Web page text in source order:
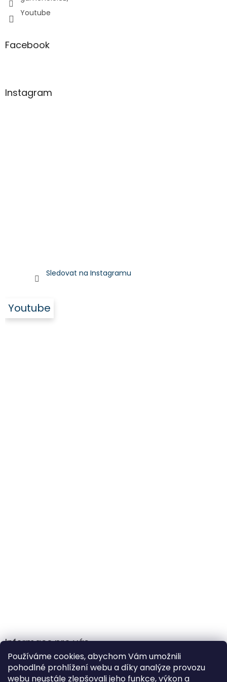
Používáme cookies, abychom Vám umožnili
pohodlné prohlížení webu a díky analýze provozu
webu neustále zlepšovali jeho funkce, výkon a
Youtube
Facebook
Instagram
Sledovat na Instagramu
Youtube
Informace pro vás
Obchodní podmínky
Podmínky ochrany osobních údajů